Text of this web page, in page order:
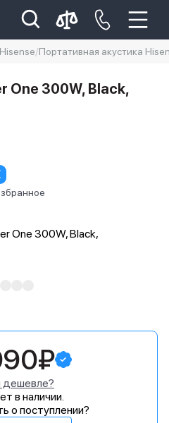
14
Hisense Портативная акустика
One 300W, Black,
дешевле?
в наличии.
о поступлении?